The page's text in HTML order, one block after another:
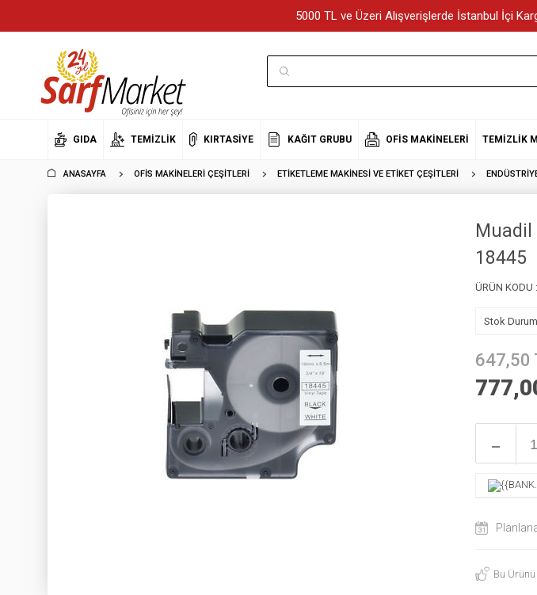
5000 TL ve Üzeri Alışverişlerde İstanbul İçi
GIDA TEMIZLIK KIRTASIYE KAĞIT GRUBU OFIS MAKINELERI TEMIZLIK
ANASAYFA OFIS MAKINELERI ÇEŞITLERI ETIKETLEME MAKINESI VE ETIKET ÇEŞITLERI
18445
ÜRÜN KODU :
Stok
647,50
Bu